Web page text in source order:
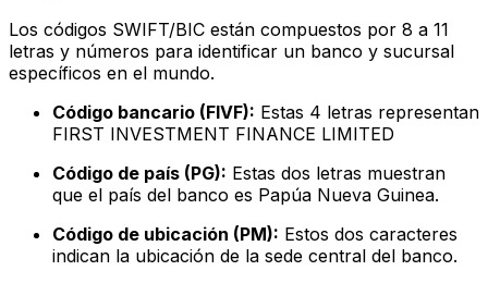
Los códigos SWIFT/BIC están compuestos por 8 a 11
letras y números para identificar un banco y sucursal
específicos en el mundo.
Código bancario (FIVF): Estas 4 letras representan
FIRST INVESTMENT FINANCE LIMITED
Código de país (PG): Estas dos letras muestran
que el país del banco es Papúa Nueva Guinea.
Código de ubicación (PM): Estos dos caracteres
indican la ubicación de la sede central del banco.